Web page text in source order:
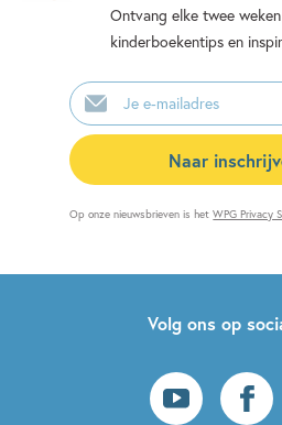
Ontvang elke twee
kinderboekentips en
E-
mailadres
Naar
Op onze nieuwsbrieven is hetWPG Privacy
Volg ons op